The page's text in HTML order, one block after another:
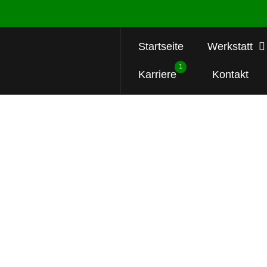
Startseite Werkstatt
Karriere
1
Kontakt